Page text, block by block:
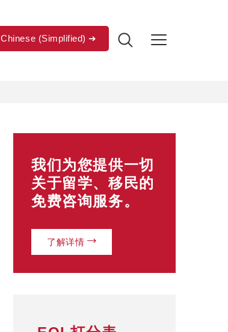
Chinese (Simplified)
我们为您提供一切
关于留学、移民的
免费咨询服务。
了解详情